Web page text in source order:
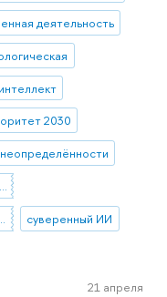
деятельность
2030
Стратегические технологические проекты
и научно-технологического прогнозирования»
суверенный ИИ
21 апреля